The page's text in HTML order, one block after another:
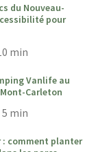
du Nouveau-
pour
de lecture:
min
Vanlife au
Carleton
Temps de lecture:
5 min
: comment planter